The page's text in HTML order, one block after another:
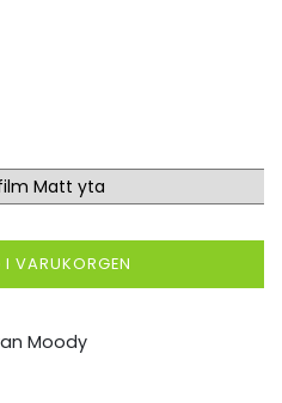
I VARUKORGEN
Moody